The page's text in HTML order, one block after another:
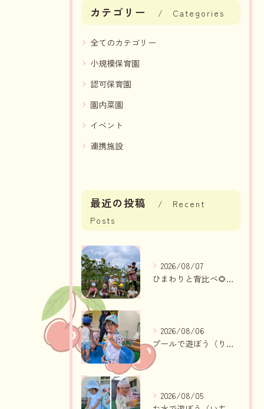
カテゴリー Categories
全てのカテゴリー
小規模保育園
認可保育園
園内菜園
イベント
連携施設
最近の投稿
Recent
Posts
2026/08/07
ひまわりと背比べ🌻（りんご組、いちご組）
2026/08/06
プールで遊ぼう（りんご組、いちご組）
2026/08/05